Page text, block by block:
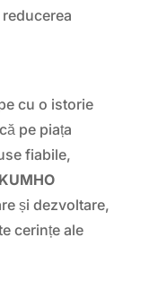
cu o istorie
pe piața
fiabile,
KUMHO
și dezvoltare,
cerințe ale